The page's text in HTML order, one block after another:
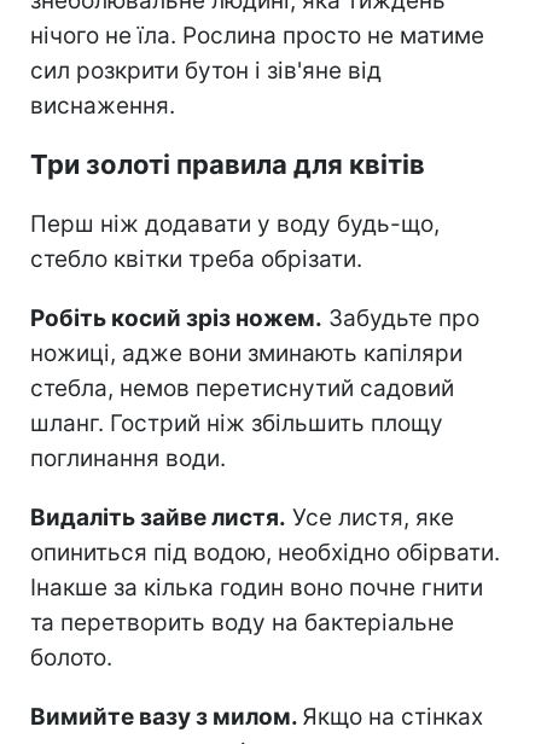
нічого не їла. Рослина просто не матиме
сил розкрити бутон і зів'яне від
виснаження.
Три золоті правила для квітів
Перш ніж додавати у воду будь-що,
стебло квітки треба обрізати.
Робіть косий зріз ножем. Забудьте про
ножиці, адже вони зминають капіляри
стебла, немов перетиснутий садовий
шланг. Гострий ніж збільшить площу
поглинання води.
Видаліть зайве листя. Усе листя, яке
опиниться під водою, необхідно обірвати.
Інакше за кілька годин воно почне гнити
та перетворить воду на бактеріальне
болото.
Вимийте вазу з милом. Якщо на стінках